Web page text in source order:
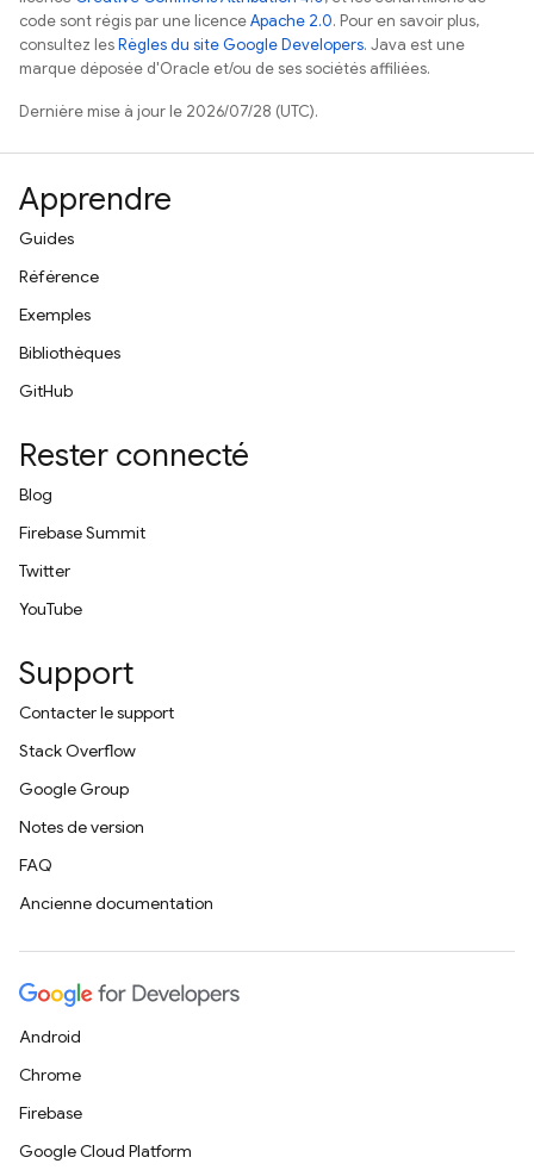
code sont régis par une licenceApache 2.0. Pour en savoir plus,
consultez lesRègles du site Google Developers. Java est une
marque déposée d'Oracle et/ou de ses sociétés affiliées.
Dernière mise à jour le 2026/07/28 (UTC).
Apprendre
Guides
Référence
Exemples
Bibliothèques
GitHub
Rester connecté
Blog
Firebase Summit
Twitter
YouTube
Support
Contacter le support
Stack Overflow
Google Group
Notes de version
FAQ
Ancienne documentation
Android
Chrome
Firebase
Google Cloud Platform